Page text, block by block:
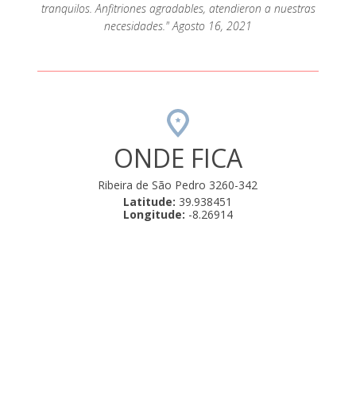
tranquilos. Anfitriones agradables, atendieron a nuestras
necesidades." Agosto 16, 2021
ONDE FICA
Ribeira de São Pedro 3260-342
Latitude: 39.938451
Longitude: -8.26914